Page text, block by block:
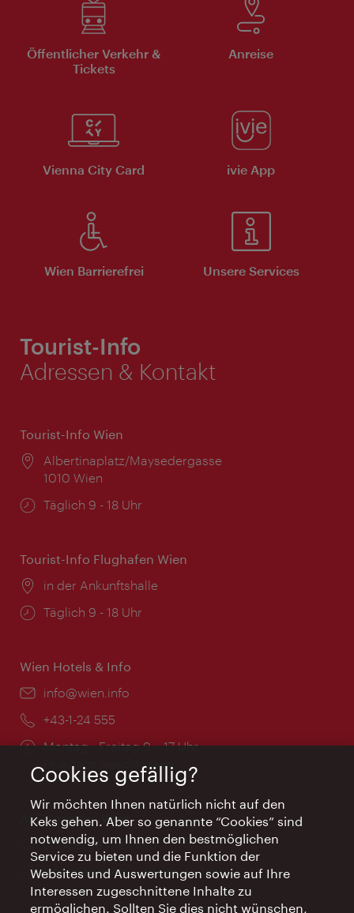
Öffentlicher Verkehr &
Tickets
Anreise
Vienna City Card ivie App
Wien Barrierefrei Unsere Services
Tourist-Info
Adressen & Kontakt
Tourist-Info Wien
Ort:
Albertinaplatz/Maysedergasse
1010 Wien
Öffnungszeiten:
Täglich 9 - 18 Uhr
Tourist-Info Flughafen Wien
Ort:
in der Ankunftshalle
Öffnungszeiten:
Täglich 9 - 18 Uhr
Wien Hotels & Info
Email:
info@wien.info
Telefon:
+43-1-24 555
Öffnungszeiten:
Montag - Freitag 9 – 17 Uhr
Feiertags geschlossen
AI Concierge Wien
Ort:
concierge.wien.info
Öffnungszeiten:
Informationen rund um die Uhr
Cookies gefällig?
Wir möchten Ihnen natürlich nicht auf den
Keks gehen. Aber so genannte “Cookies” sind
notwendig, um Ihnen den bestmöglichen
Service zu bieten und die Funktion der
Websites und Auswertungen sowie auf Ihre
Interessen zugeschnittene Inhalte zu
ermöglichen. Sollten Sie dies nicht wünschen,